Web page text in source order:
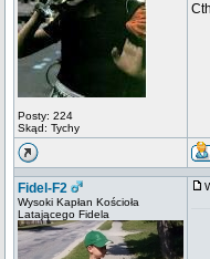
Posty: 224
Skąd: Tychy
Fidel-F2
Wysoki Kapłan Kościoła
Latającego Fidela